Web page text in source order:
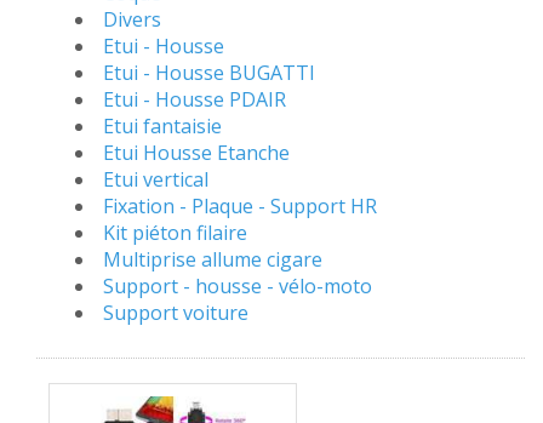
Divers
Etui - Housse
Etui - Housse BUGATTI
Etui - Housse PDAIR
Etui fantaisie
Etui Housse Etanche
Etui vertical
Fixation - Plaque - Support HR
Kit piéton filaire
Multiprise allume cigare
Support - housse - vélo-moto
Support voiture